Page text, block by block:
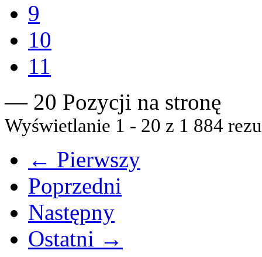
9
10
11
— 20 Pozycji na stronę
Wyświetlanie 1 - 20 z 1 884
← Pierwszy
Poprzedni
Następny
Ostatni →